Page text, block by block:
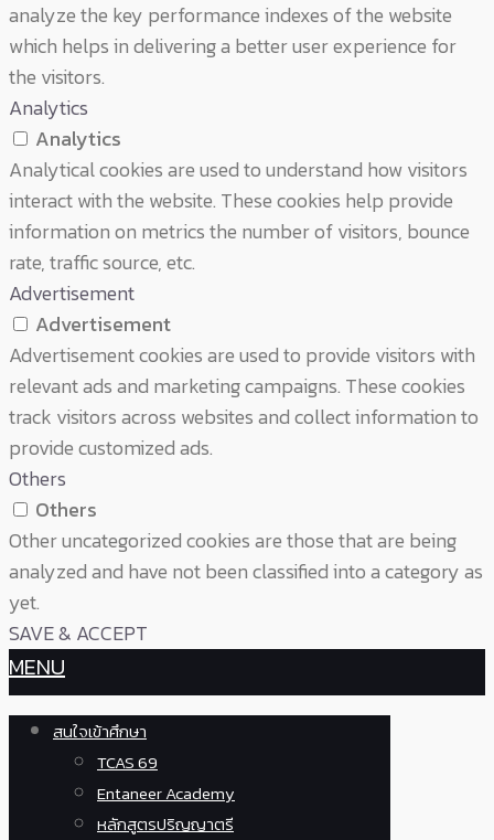
analyze the key performance indexes of the website
which helps in delivering a better user experience for
the visitors.
Analytics
Analytics
Analytical cookies are used to understand how visitors
interact with the website. These cookies help provide
information on metrics the number of visitors, bounce
rate, traffic source, etc.
Advertisement
Advertisement
Advertisement cookies are used to provide visitors with
relevant ads and marketing campaigns. These cookies
track visitors across websites and collect information to
provide customized ads.
Others
Others
Other uncategorized cookies are those that are being
analyzed and have not been classified into a category as
yet.
SAVE & ACCEPT
MENU
สนใจเข้าศึกษา
TCAS 69
Entaneer Academy
หลักสูตรปริญญาตรี